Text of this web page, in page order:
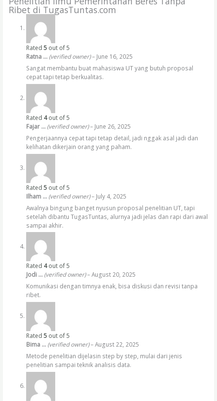
Ribet di TugasTuntas.com
Rated 5out of 5
Ratna … (verified owner) – June 16, 2025
Sangat membantu buat mahasiswa UT yang butuh proposal
cepat tapi tetap berkualitas.
Rated 4out of 5
Fajar … (verified owner) – June 26, 2025
Pengerjaannya cepat tapi tetap detail, jadi nggak asal jadi dan
kelihatan dikerjain orang yang paham.
Rated 5out of 5
Ilham … (verified owner) – July 4, 2025
Awalnya bingung banget nyusun proposal penelitian UT, tapi
setelah dibantu TugasTuntas, alurnya jadi jelas dan rapi dari awal
sampai akhir.
Rated 4out of 5
Jodi … (verified owner) – August 20, 2025
Komunikasi dengan timnya enak, bisa diskusi dan revisi tanpa
ribet.
Rated 5out of 5
Bima … (verified owner) – August 22, 2025
Metode penelitian dijelasin step by step, mulai dari jenis
penelitian sampai teknik analisis data.